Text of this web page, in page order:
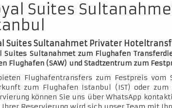
Suites
Suites Sultanahmet Privater
Suites Sultanahmet zum Flughafen
Flughafen (SAW) und Stadtzentrum zum
Flughafentransfers zum Festpreis
zum Flughafen Istanbul (IST) oder zum
können Sie uns über WhatsApp